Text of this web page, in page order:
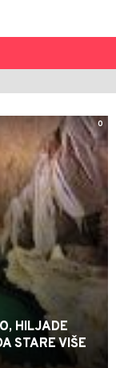
0
HILJADE
STARE VIŠE